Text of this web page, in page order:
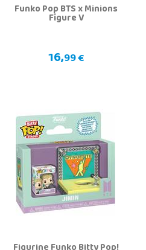
Funko Pop BTS x Minions
Figure V
16,99 €